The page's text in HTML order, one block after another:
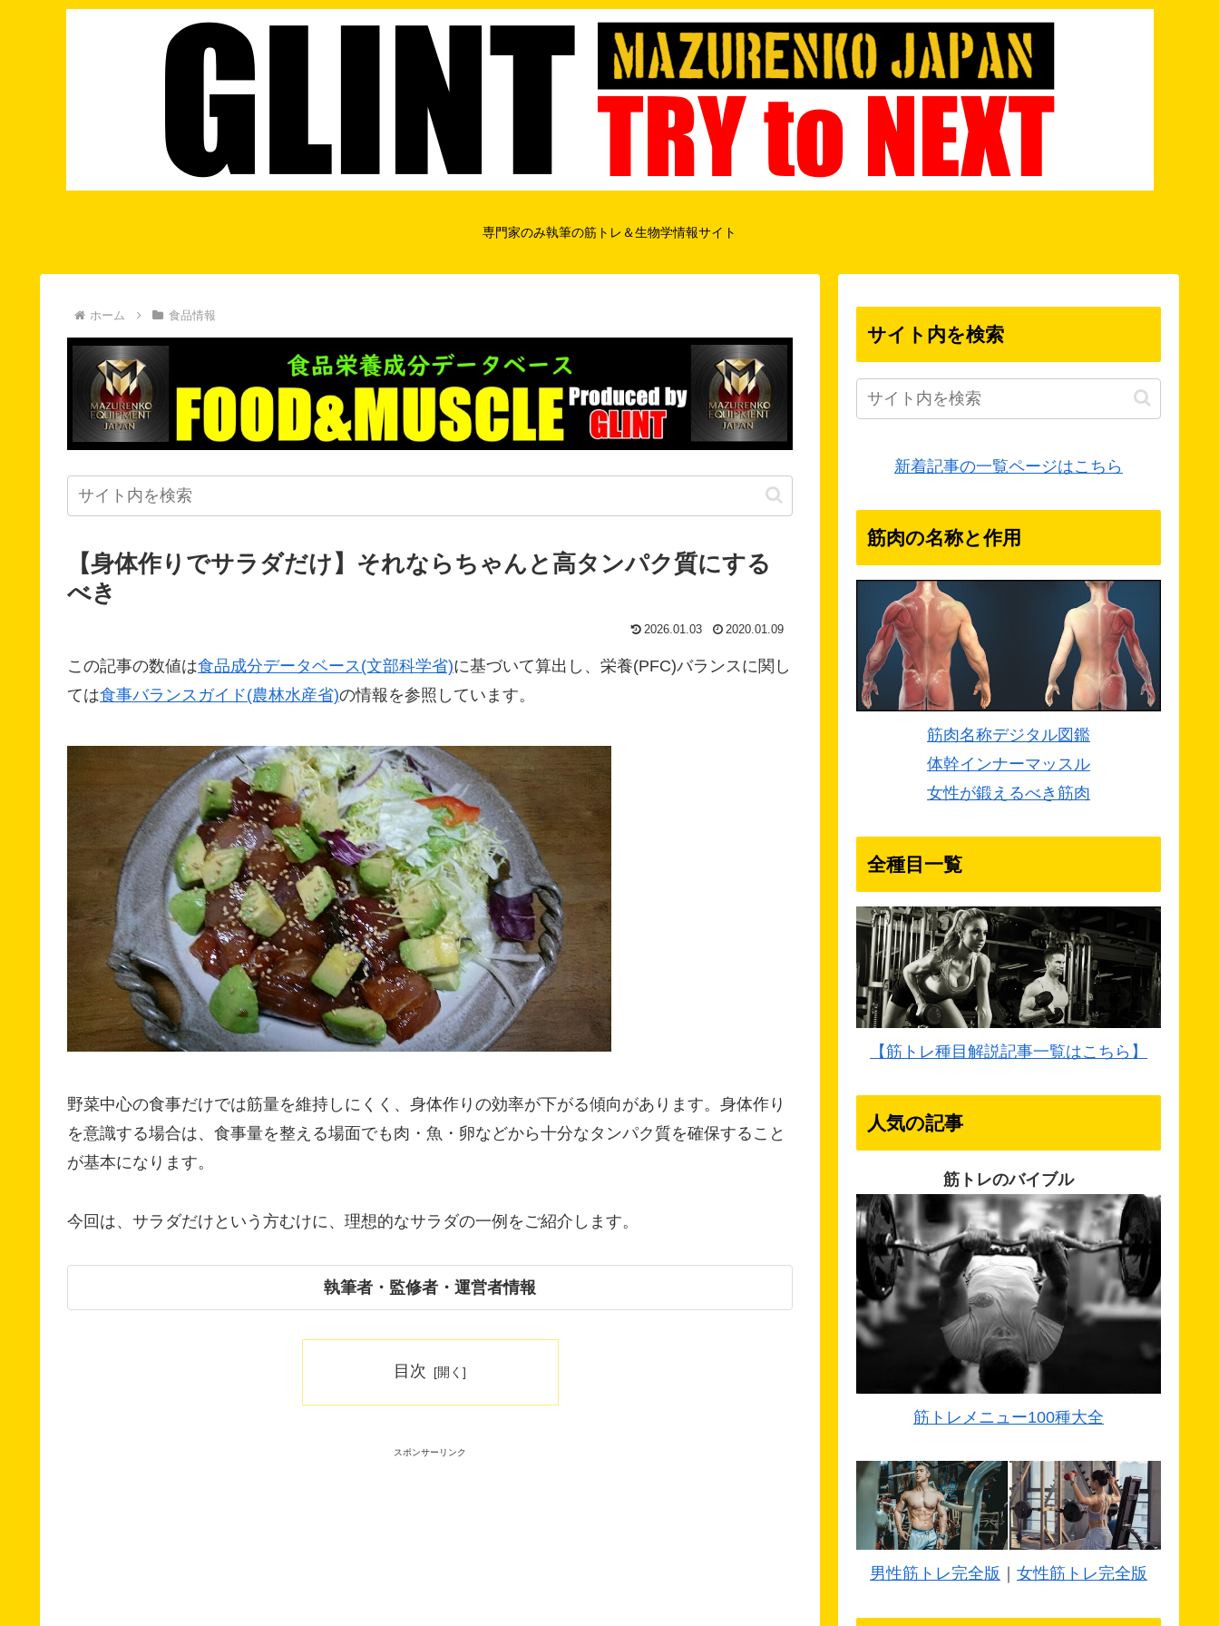
専門家のみ執筆の筋トレ＆生物学情報サイト
ホーム 食品情報
【身体作りでサラダだけ】それならちゃんと高タンパク質にする
べき
2026.01.03 2020.01.09
この記事の数値は食品成分データベース(文部科学省)に基づいて算出し、栄養(PFC)バランスに関し
ては食事バランスガイド(農林水産省)の情報を参照しています。
野菜中心の食事だけでは筋量を維持しにくく、身体作りの効率が下がる傾向があります。身体作り
を意識する場合は、食事量を整える場面でも肉・魚・卵などから十分なタンパク質を確保すること
が基本になります。
今回は、サラダだけという方むけに、理想的なサラダの一例をご紹介します。
執筆者・監修者・運営者情報
目次
スポンサーリンク
サイト内を検索
新着記事の一覧ページはこちら
筋肉の名称と作用
筋肉名称デジタル図鑑
体幹インナーマッスル
女性が鍛えるべき筋肉
全種目一覧
【筋トレ種目解説記事一覧はこちら】
人気の記事
筋トレのバイブル
筋トレメニュー100種大全
男性筋トレ完全版 女性筋トレ完全版